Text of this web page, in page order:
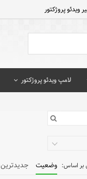
ویدئو پروژکتور
لامپ ویدئو پروژکتور
وضعیت جدیدترین